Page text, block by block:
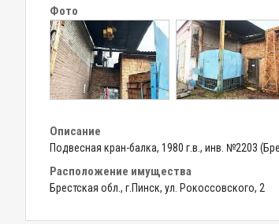
Фото
Описание
Подвесная кран-балка, 1980 г.в., инв. №2203
Расположение имущества
Брестская обл., г.Пинск, ул. Рокоссовского, 2